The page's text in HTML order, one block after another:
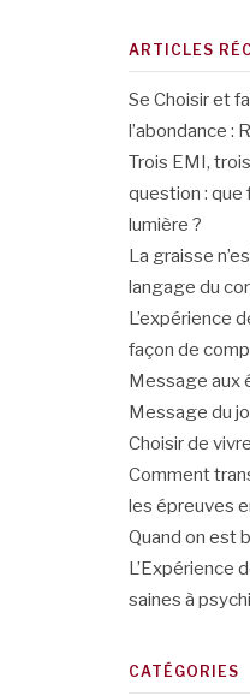
ARTICLES
Se Choisir et
l’abondance :
Trois EMI,
question : que
lumière ?
La graisse
langage du
L’expérience
façon de
Message aux
Message du
Choisir de
Comment
les épreuves
Quand on est
L’Expérience
saines à
CATÉGORIES